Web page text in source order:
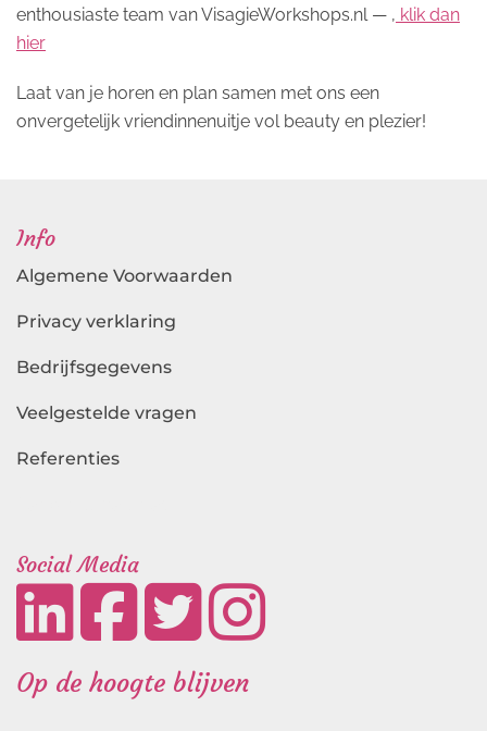
enthousiaste team van VisagieWorkshops.nl — , klik dan
hier
Laat van je horen en plan samen met ons een
onvergetelijk vriendinnenuitje vol beauty en plezier!
Info
Algemene Voorwaarden
Privacy verklaring
Bedrijfsgegevens
Veelgestelde vragen
Referenties
Social Media
Op de hoogte blijven